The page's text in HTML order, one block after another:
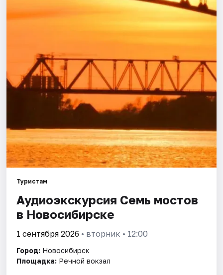
Города
Артисты
Рейтинги
Туристам
Аудиоэкскурсия Семь мостов
в Новосибирске
1 сентября 2026 • вторник • 12:00
Город: Новосибирск
Площадка: Речной вокзал